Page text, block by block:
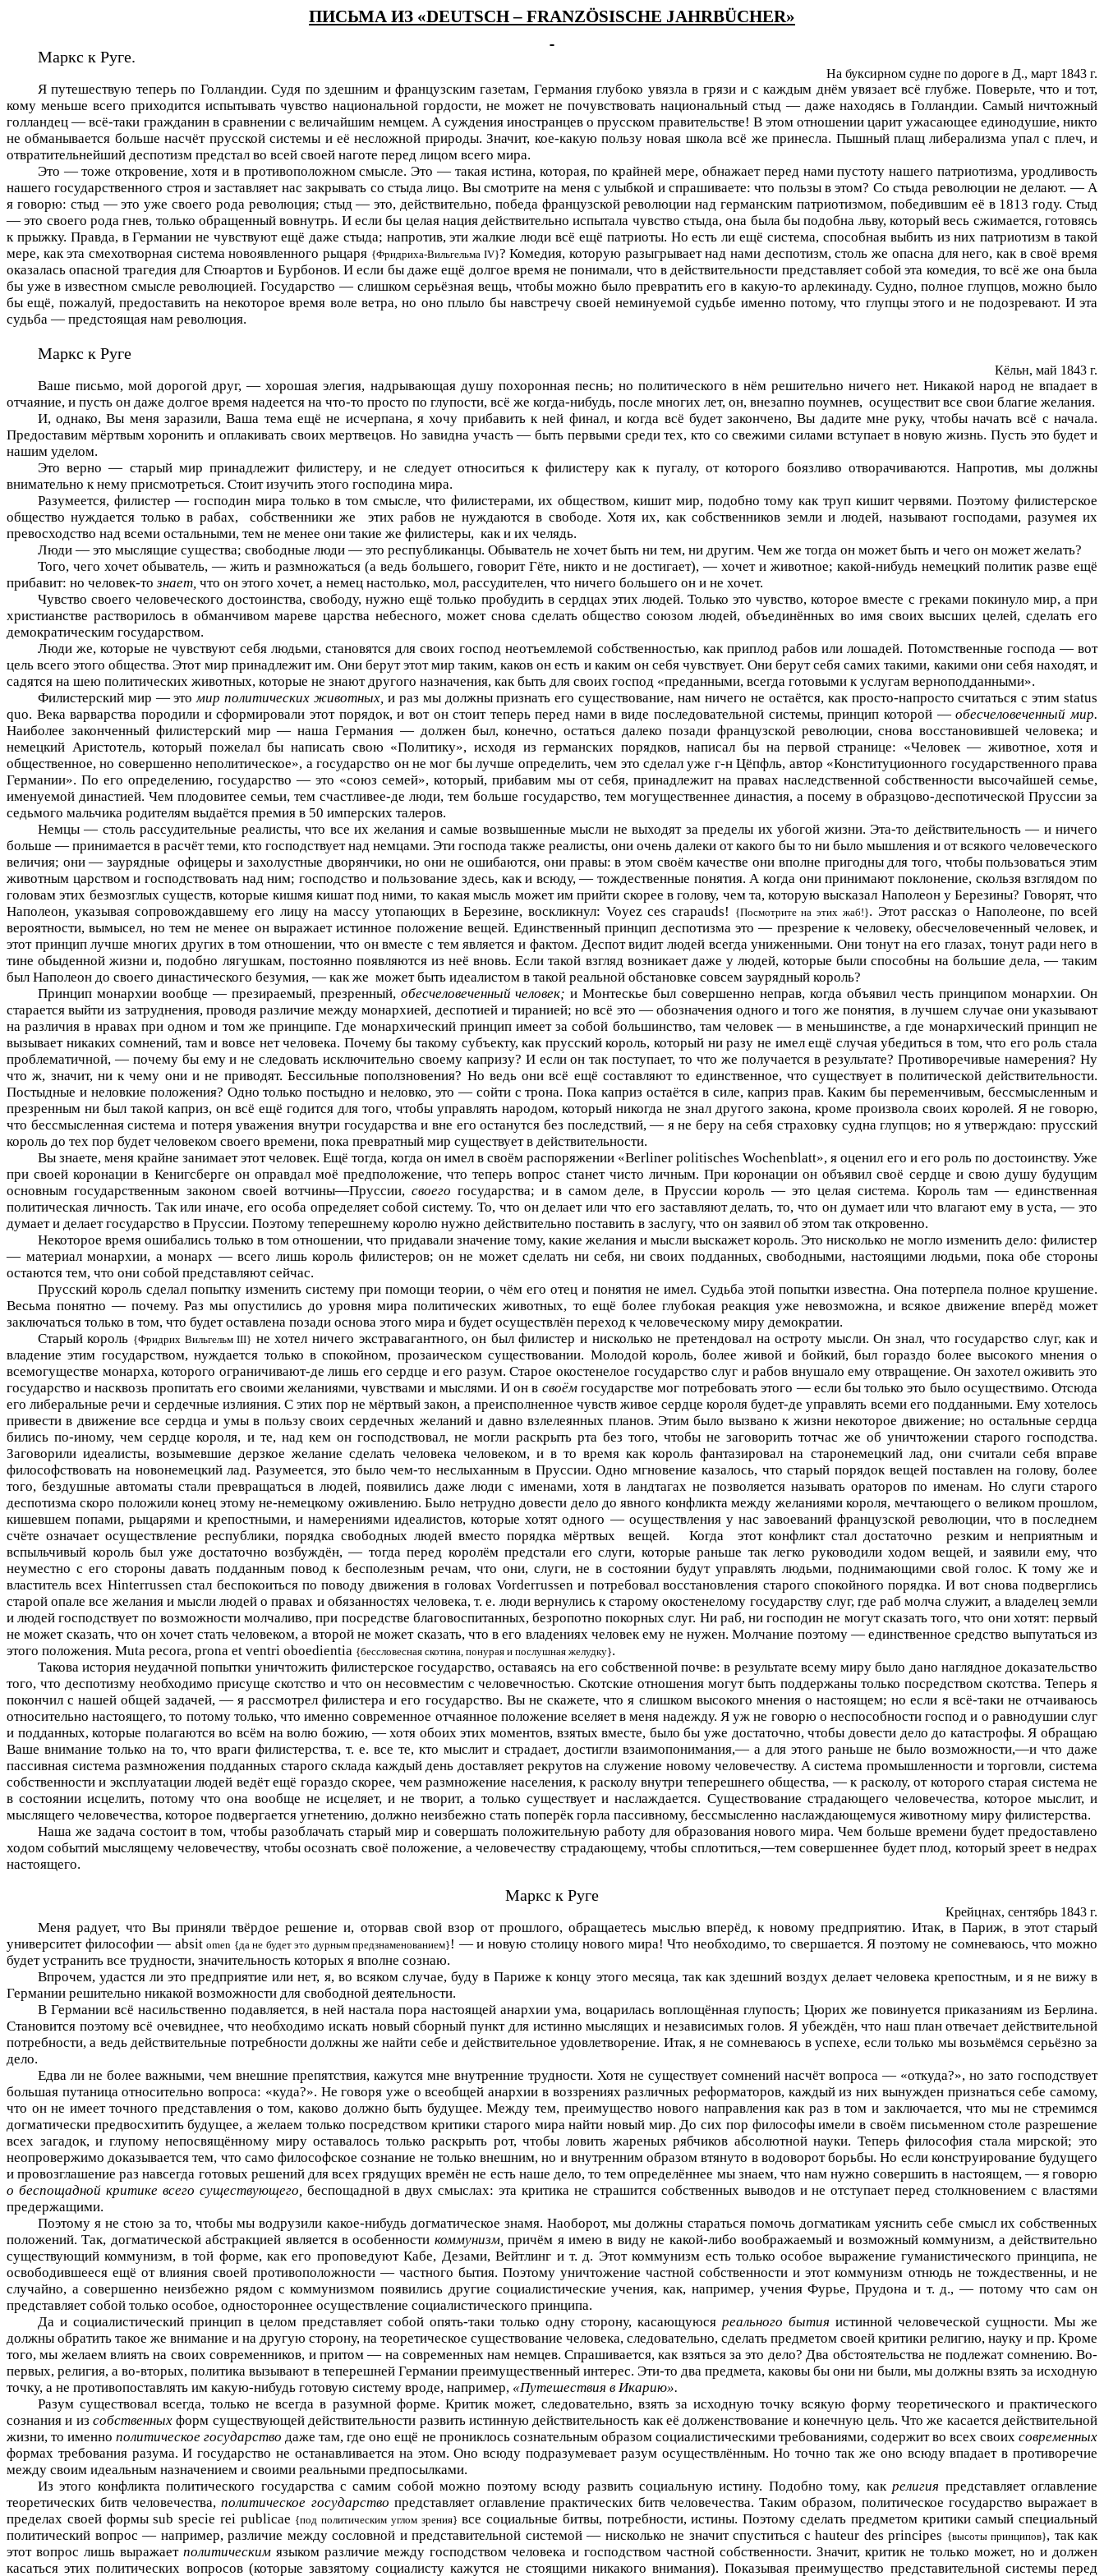
ПИСЬМА ИЗ «DEUTSCH – FRANZÖSISCHE JAHRBÜCHER»
Маркс к Руге.
На буксирном судне по дороге в Д., март 1843 г.
Я путешествую теперь по Голландии. Судя по здешним и французским газетам, Германия глубоко увязла в грязи и с каждым днём увязает всё глубже. Поверьте, что и тот,
кому меньше всего приходится испытывать чувство национальной гордости, не может не почувствовать национальный стыд — даже находясь в Голландии. Самый ничтожный
голландец — всё-таки гражданин в сравнении с величайшим немцем. А суждения иностранцев о прусском правительстве! В этом отношении царит ужасающее единодушие, никто
не обманывается больше насчёт прусской системы и её несложной природы. Значит, кое-какую пользу новая школа всё же принесла. Пышный плащ либерализма упал с плеч, и
отвратительнейший деспотизм предстал во всей своей наготе перед лицом всего мира.
Это — тоже откровение, хотя и в противоположном смысле. Это — такая истина, которая, по крайней мере, обнажает перед нами пустоту нашего патриотизма, уродливость
нашего государственного строя и заставляет нас закрывать со стыда лицо. Вы смотрите на меня с улыбкой и спрашиваете: что пользы в этом? Со стыда революции не делают. — А
я говорю: стыд — это уже своего рода революция; стыд — это, действительно, победа французской революции над германским патриотизмом, победившим её в 1813 году. Стыд
— это своего рода гнев, только обращенный вовнутрь. И если бы целая нация действительно испытала чувство стыда, она была бы подобна льву, который весь сжимается, готовясь
к прыжку. Правда, в Германии не чувствуют ещё даже стыда; напротив, эти жалкие люди всё ещё патриоты. Но есть ли ещё система, способная выбить из них патриотизм в такой
мере, как эта смехотворная система новоявленного рыцаря {Фридриха-Вильгельма IV}? Комедия, которую разыгрывает над нами деспотизм, столь же опасна для него, как в своё время
оказалась опасной трагедия для Стюартов и Бурбонов. И если бы даже ещё долгое время не понимали, что в действительности представляет собой эта комедия, то всё же она была
бы уже в известном смысле революцией. Государство — слишком серьёзная вещь, чтобы можно было превратить его в какую-то арлекинаду. Судно, полное глупцов, можно было
бы ещё, пожалуй, предоставить на некоторое время воле ветра, но оно плыло бы навстречу своей неминуемой судьбе именно потому, что глупцы этого и не подозревают. И эта
судьба — предстоящая нам революция.
Маркс к Руге
Кёльн, май 1843 г.
Ваше письмо, мой дорогой друг, — хорошая элегия, надрывающая душу похоронная песнь; но политического в нём решительно ничего нет. Никакой народ не впадает в
отчаяние, и пусть он даже долгое время надеется на что-то просто по глупости, всё же когда-нибудь, после многих лет, он, внезапно поумнев, осуществит все свои благие желания.
И, однако, Вы меня заразили, Ваша тема ещё не исчерпана, я хочу прибавить к ней финал, и когда всё будет закончено, Вы дадите мне руку, чтобы начать всё с начала.
Предоставим мёртвым хоронить и оплакивать своих мертвецов. Но завидна участь — быть первыми среди тех, кто со свежими силами вступает в новую жизнь. Пусть это будет и
нашим уделом.
Это верно — старый мир принадлежит филистеру, и не следует относиться к филистеру как к пугалу, от которого боязливо отворачиваются. Напротив, мы должны
внимательно к нему присмотреться. Стоит изучить этого господина мира.
Разумеется, филистер — господин мира только в том смысле, что филистерами, их обществом, кишит мир, подобно тому как труп кишит червями. Поэтому филистерское
общество нуждается только в рабах,
собственники же
этих рабов не нуждаются в свободе. Хотя их, как собственников земли и людей, называют господами, разумея их
превосходство над всеми остальными, тем не менее они такие же филистеры, как и их челядь.
Люди — это мыслящие существа; свободные люди — это республиканцы. Обыватель не хочет быть ни тем, ни другим. Чем же тогда он может быть и чего он может желать?
Того, чего хочет обыватель, — жить и размножаться (а ведь большего, говорит Гёте, никто и не достигает), — хочет и животное; какой-нибудь немецкий политик разве ещё
прибавит: но человек-тознает, что он этого хочет, а немец настолько, мол, рассудителен, что ничего большего он и не хочет.
Чувство своего человеческого достоинства, свободу, нужно ещё только пробудить в сердцах этих людей. Только это чувство, которое вместе с греками покинуло мир, а при
христианстве растворилось в обманчивом мареве царства небесного, может снова сделать общество союзом людей, объединённых во имя своих высших целей, сделать его
демократическим государством.
Люди же, которые не чувствуют себя людьми, становятся для своих господ неотъемлемой собственностью, как приплод рабов или лошадей. Потомственные господа — вот
цель всего этого общества. Этот мир принадлежит им. Они берут этот мир таким, каков он есть и каким он себя чувствует. Они берут себя самих такими, какими они себя находят, и
садятся на шею политических животных, которые не знают другого назначения, как быть для своих господ «преданными, всегда готовыми к услугам верноподданными».
Филистерский мир — этомир политических животных, и раз мы должны признать его существование, нам ничего не остаётся, как просто-напросто считаться с этимstatus
quo. Века варварства породили и сформировали этот порядок, и вот он стоит теперь перед нами в виде последовательной системы, принцип которой —обесчеловеченный мир.
Наиболее законченный филистерский мир — наша Германия — должен был, конечно, остаться далеко позади французской революции, снова восстановившей человека; и
немецкий Аристотель, который пожелал бы написать свою «Политику», исходя из германских порядков, написал бы на первой странице: «Человек — животное, хотя и
общественное, но совершенно неполитическое», а государство он не мог бы лучше определить, чем это сделал уже г-н Цёпфль, автор «Конституционного государственного права
Германии». По его определению, государство — это «союз семей», который, прибавим мы от себя, принадлежит на правах наследственной собственности высочайшей семье,
именуемой династией. Чем плодовитее семьи, тем счастливее-де люди, тем больше государство, тем могущественнее династия, а посему в образцово-деспотической Пруссии за
седьмого мальчика родителям выдаётся премия в 50 имперских талеров.
Немцы — столь рассудительные реалисты, что все их желания и самые возвышенные мысли не выходят за пределы их убогой жизни. Эта-то действительность — и ничего
больше — принимается в расчёт теми, кто господствует над немцами. Эти господа также реалисты, они очень далеки от какого бы то ни было мышления и от всякого человеческого
величия; они — заурядные офицеры и захолустные дворянчики, но они не ошибаются, они правы: в этом своём качестве они вполне пригодны для того, чтобы пользоваться этим
животным царством и господствовать над ним; господство и пользование здесь, как и всюду, — тождественные понятия. А когда они принимают поклонение, скользя взглядом по
головам этих безмозглых существ, которые кишмя кишат под ними, то какая мысль может им прийти скорее в голову, чем та, которую высказал Наполеон у Березины? Говорят, что
Наполеон, указывая сопровождавшему его лицу на массу утопающих в Березине, воскликнул: Voyez ces crapauds! {Посмотрите на этих жаб!}. Этот рассказ о Наполеоне, по всей
вероятности, вымысел, но тем не менее он выражает истинное положение вещей. Единственный принцип деспотизма это — презрение к человеку, обесчеловеченный человек, и
этот принцип лучше многих других в том отношении, что он вместе с тем является и фактом. Деспот видит людей всегда униженными. Они тонут на его глазах, тонут ради него в
тине обыденной жизни и, подобно лягушкам, постоянно появляются из неё вновь. Если такой взгляд возникает даже у людей, которые были способны на большие дела, — таким
был Наполеон до своего династического безумия, — как же может быть идеалистом в такой реальной обстановке совсем заурядный король?
Принцип монархии вообще — презираемый, презренный, обесчеловеченный человек;и Монтескье был совершенно неправ, когда объявил честь принципом монархии. Он
старается выйти из затруднения, проводя различие между монархией, деспотией и тиранией; но всё это — обозначения одного и того же понятия, в лучшем случае они указывают
на различия в нравах при одном и том же принципе. Где монархический принцип имеет за собой большинство, там человек — в меньшинстве, а где монархический принцип не
вызывает никаких сомнений, там и вовсе нет человека. Почему бы такому субъекту, как прусский король, который ни разу не имел ещё случая убедиться в том, что его роль стала
проблематичной, — почему бы ему и не следовать исключительно своему капризу? И если он так поступает, то что же получается в результате? Противоречивые намерения? Ну
что ж, значит, ни к чему они и не приводят. Бессильные поползновения? Но ведь они всё ещё составляют то единственное, что существует в политической действительности.
Постыдные и неловкие положения? Одно только постыдно и неловко, это — сойти с трона. Пока каприз остаётся в силе, каприз прав. Каким бы переменчивым, бессмысленным и
презренным ни был такой каприз, он всё ещё годится для того, чтобы управлять народом, который никогда не знал другого закона, кроме произвола своих королей. Я не говорю,
что бессмысленная система и потеря уважения внутри государства и вне его останутся без последствий, — я не беру на себя страховку судна глупцов; но я утверждаю: прусский
король до тех пор будет человеком своего времени, пока превратный мир существует в действительности.
Вы знаете, меня крайне занимает этот человек. Ещё тогда, когда он имел в своём распоряжении «Berliner politisches Wochenblatt», я оценил его и его роль по достоинству. Уже
при своей коронации в Кенигсберге он оправдал моё предположение, что теперь вопрос станет чисто личным. При коронации он объявил своё сердце и свою душу будущим
основным государственным законом своей вотчины—Пруссии, своего государства; и в самом деле, в Пруссии король — это целая система. Король там — единственная
политическая личность. Так или иначе, его особа определяет собой систему. То, что он делает или что его заставляют делать, то, что он думает или что влагают ему в уста, — это
думает и делает государство в Пруссии. Поэтому теперешнему королю нужно действительно поставить в заслугу, что он заявил об этом так откровенно.
Некоторое время ошибались только в том отношении, что придавали значение тому, какие желания и мысли выскажет король. Это нисколько не могло изменить дело: филистер
— материал монархии, а монарх — всего лишь король филистеров; он не может сделать ни себя, ни своих подданных, свободными, настоящими людьми, пока обе стороны
остаются тем, что они собой представляют сейчас.
Прусский король сделал попытку изменить систему при помощи теории, о чём его отец и понятия не имел. Судьба этой попытки известна. Она потерпела полное крушение.
Весьма понятно — почему. Раз мы опустились до уровня мира политических животных, то ещё более глубокая реакция уже невозможна, и всякое движение вперёд может
заключаться только в том, что будет оставлена позади основа этого мира и будет осуществлён переход к человеческому миру демократии.
Старый король {Фридрих ВильгельмIII} не хотел ничего экстравагантного, он был филистер и нисколько не претендовал на остроту мысли. Он знал, что государство слуг, как и
владение этим государством, нуждается только в спокойном, прозаическом существовании. Молодой король, более живой и бойкий, был гораздо более высокого мнения о
всемогуществе монарха, которого ограничивают-де лишь его сердце и его разум. Старое окостенелое государство слуг и рабов внушало ему отвращение. Он захотел оживить это
государство и насквозь пропитать его своими желаниями, чувствами и мыслями. И он в своём государстве мог потребовать этого — если бы только это было осуществимо. Отсюда
его либеральные речи и сердечные излияния. С этих пор не мёртвый закон, а преисполненное чувств живое сердце короля будет-де управлять всеми его подданными. Ему хотелось
привести в движение все сердца и умы в пользу своих сердечных желаний и давно взлелеянных планов. Этим было вызвано к жизни некоторое движение; но остальные сердца
бились по-иному, чем сердце короля, и те, над кем он господствовал, не могли раскрыть рта без того, чтобы не заговорить тотчас же об уничтожении старого господства.
Заговорили идеалисты, возымевшие дерзкое желание сделать человека человеком, и в то время как король фантазировал на старонемецкий лад, они считали себя вправе
философствовать на новонемецкий лад. Разумеется, это было чем-то неслыханным в Пруссии. Одно мгновение казалось, что старый порядок вещей поставлен на голову, более
того, бездушные автоматы стали превращаться в людей, появились даже люди с именами, хотя в ландтагах не позволяется называть ораторов по именам. Но слуги старого
деспотизма скоро положили конец этому не-немецкому оживлению. Было нетрудно довести дело до явного конфликта между желаниями короля, мечтающего о великом прошлом,
кишевшем попами, рыцарями и крепостными, и намерениями идеалистов, которые хотят одного — осуществления у нас завоеваний французской революции, что в последнем
счёте означает осуществление республики, порядка свободных людей вместо порядка мёртвых
вещей. Когда этот конфликт стал достаточно
резким и неприятным и
вспыльчивый король был уже достаточно возбуждён, — тогда перед королём предстали его слуги, которые раньше так легко руководили ходом вещей, и заявили ему, что
неуместно с его стороны давать подданным повод к бесполезным речам, что они, слуги, не в состоянии будут управлять людьми, поднимающими свой голос. К тому же и
властитель всех Hinterrussenстал беспокоиться по поводу движения в головахVorderrussen и потребовал восстановления старого спокойного порядка. И вот снова подверглись
старой опале все желания и мысли людей о правах и обязанностях человека, т. е. люди вернулись к старому окостенелому государству слуг, где раб молча служит, а владелец земли
и людей господствует по возможности молчаливо, при посредстве благовоспитанных, безропотно покорных слуг. Ни раб, ни господин не могут сказать того, что они хотят: первый
не может сказать, что он хочет стать человеком, а второй не может сказать, что в его владениях человек ему не нужен. Молчание поэтому — единственное средство выпутаться из
этого положения. Muta pecora, prona et ventri oboedientia {бессловесная скотина, понурая и послушная желудку}.
Такова история неудачной попытки уничтожить филистерское государство, оставаясь на его собственной почве: в результате всему миру было дано наглядное доказательство
того, что деспотизму необходимо присуще скотство и что он несовместим с человечностью. Скотские отношения могут быть поддержаны только посредством скотства. Теперь я
покончил с нашей общей задачей, — я рассмотрел филистера и его государство. Вы не скажете, что я слишком высокого мнения о настоящем; но если я всё-таки не отчаиваюсь
относительно настоящего, то потому только, что именно современное отчаянное положение вселяет в меня надежду. Я уж не говорю о неспособности господ и о равнодушии слуг
и подданных, которые полагаются во всём на волю божию, — хотя обоих этих моментов, взятых вместе, было бы уже достаточно, чтобы довести дело до катастрофы. Я обращаю
Ваше внимание только на то, что враги филистерства, т. е. все те, кто мыслит и страдает, достигли взаимопонимания,— а для этого раньше не было возможности,—и что даже
пассивная система размножения подданных старого склада каждый день доставляет рекрутов на служение новому человечеству. А система промышленности и торговли, система
собственности и эксплуатации людей ведёт ещё гораздо скорее, чем размножение населения, к расколу внутри теперешнего общества, — к расколу, от которого старая система не
в состоянии исцелить, потому что она вообще не исцеляет, и не творит, а только существует и наслаждается. Существование страдающего человечества, которое мыслит, и
мыслящего человечества, которое подвергается угнетению, должно неизбежно стать поперёк горла пассивному, бессмысленно наслаждающемуся животному миру филистерства.
Наша же задача состоит в том, чтобы разоблачать старый мир и совершать положительную работу для образования нового мира. Чем больше времени будет предоставлено
ходом событий мыслящему человечеству, чтобы осознать своё положение, а человечеству страдающему, чтобы сплотиться,—тем совершеннее будет плод, который зреет в недрах
настоящего.
Маркс к Руге
Крейцнах, сентябрь 1843 г.
Меня радует, что Вы приняли твёрдое решение и, оторвав свой взор от прошлого, обращаетесь мыслью вперёд, к новому предприятию. Итак, в Париж, в этот старый
университет философии — absit omen {да не будет это дурным предзнаменованием} ! — и новую столицу нового мира! Что необходимо, то свершается. Я поэтому не сомневаюсь, что можно
будет устранить все трудности, значительность которых я вполне сознаю.
Впрочем, удастся ли это предприятие или нет, я, во всяком случае, буду в Париже к концу этого месяца, так как здешний воздух делает человека крепостным, и я не вижу в
Германии решительно никакой возможности для свободной деятельности.
В Германии всё насильственно подавляется, в ней настала пора настоящей анархии ума, воцарилась воплощённая глупость; Цюрих же повинуется приказаниям из Берлина.
Становится поэтому всё очевиднее, что необходимо искать новый сборный пункт для истинно мыслящих и независимых голов. Я убеждён, что наш план отвечает действительной
потребности, а ведь действительные потребности должны же найти себе и действительное удовлетворение. Итак, я не сомневаюсь в успехе, если только мы возьмёмся серьёзно за
дело.
Едва ли не более важными, чем внешние препятствия, кажутся мне внутренние трудности. Хотя не существует сомнений насчёт вопроса — «откуда?», но зато господствует
большая путаница относительно вопроса: «куда?». Не говоря уже о всеобщей анархии в воззрениях различных реформаторов, каждый из них вынужден признаться себе самому,
что он не имеет точного представления о том, каково должно быть будущее. Между тем, преимущество нового направления как раз в том и заключается, что мы не стремимся
догматически предвосхитить будущее, а желаем только посредством критики старого мира найти новый мир. До сих пор философы имели в своём письменном столе разрешение
всех загадок, и глупому непосвящённому миру оставалось только раскрыть рот, чтобы ловить жареных рябчиков абсолютной науки. Теперь философия стала мирской; это
неопровержимо доказывается тем, что само философское сознание не только внешним, но и внутренним образом втянуто в водоворот борьбы. Но если конструирование будущего
и провозглашение раз навсегда готовых решений для всех грядущих времён не есть наше дело, то тем определённее мы знаем, что нам нужно совершить в настоящем, — я говорю
о беспощадной критике всего существующего, беспощадной в двух смыслах: эта критика не страшится собственных выводов и не отступает перед столкновением с властями
предержащими.
Поэтому я не стою за то, чтобы мы водрузили какое-нибудь догматическое знамя. Наоборот, мы должны стараться помочь догматикам уяснить себе смысл их собственных
положений. Так, догматической абстракцией является в особенности коммунизм,причём я имею в виду не какой-либо воображаемый и возможный коммунизм, а действительно
существующий коммунизм, в той форме, как его проповедуют Кабе, Дезами, Вейтлинг и т. д. Этот коммунизм есть только особое выражение гуманистического принципа, не
освободившееся ещё от влияния своей противоположности — частного бытия. Поэтому уничтожение частной собственности и этот коммунизм отнюдь не тождественны, и не
случайно, а совершенно неизбежно рядом с коммунизмом появились другие социалистические учения, как, например, учения Фурье, Прудона и т. д., — потому что сам он
представляет собой только особое, одностороннее осуществление социалистического принципа.
Да и социалистический принцип в целом представляет собой опять-таки только одну сторону, касающуюся реального бытия истинной человеческой сущности. Мы же
должны обратить такое же внимание и на другую сторону, на теоретическое существование человека, следовательно, сделать предметом своей критики религию, науку и пр. Кроме
того, мы желаем влиять на своих современников, и притом — на современных нам немцев. Спрашивается, как взяться за это дело? Два обстоятельства не подлежат сомнению. Во-
первых, религия, а во-вторых, политика вызывают в теперешней Германии преимущественный интерес. Эти-то два предмета, каковы бы они ни были, мы должны взять за исходную
точку, а не противопоставлять им какую-нибудь готовую систему вроде, например, «Путешествия в Икарию».
Разум существовал всегда, только не всегда в разумной форме. Критик может, следовательно, взять за исходную точку всякую форму теоретического и практического
сознания и изсобственныхформ существующей действительности развить истинную действительность как её долженствование и конечную цель. Что же касается действительной
жизни, то именнополитическое государстводаже там, где оно ещё не прониклось сознательным образом социалистическими требованиями, содержит во всех своихсовременных
формах требования разума. И государство не останавливается на этом. Оно всюду подразумевает разум осуществлённым. Но точно так же оно всюду впадает в противоречие
между своим идеальным назначением и своими реальными предпосылками.
Из этого конфликта политического государства с самим собой можно поэтому всюду развить социальную истину. Подобно тому, какрелигия представляет оглавление
теоретических битв человечества,политическое государство представляет оглавление практических битв человечества. Таким образом, политическое государство выражает в
пределах своей формыsub specie rei publicae {под политическим углом зрения} все социальные битвы, потребности, истины. Поэтому сделать предметом критики самый специальный
политический вопрос — например, различие между сословной и представительной системой — нисколько не значит спуститься с hauteur des principes {высоты принципов}, так как
этот вопрос лишь выражаетполитическимязыком различие между господством человека и господством частной собственности. Значит, критик не только может, но и должен
касаться этих политических вопросов (которые завзятому социалисту кажутся не стоящими никакого внимания). Показывая преимущество представительной системы перед